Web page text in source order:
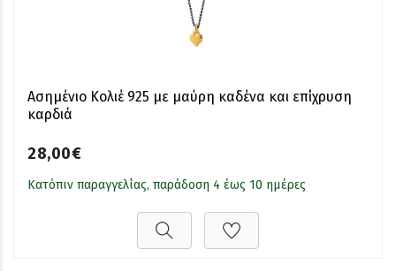
Ασημένιο Κολιέ 925 με μαύρη καδένα και επίχρυση
καρδιά
28,00€
Κατόπιν παραγγελίας, παράδοση 4 έως 10 ημέρες